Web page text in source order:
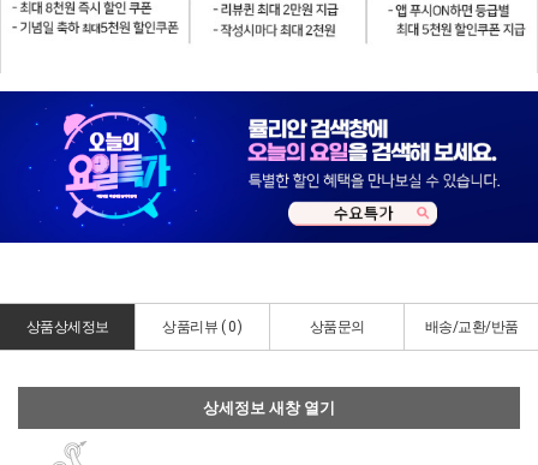
상품상세정보 상품리뷰 (0) 상품문의 배송/교환/반품
상세정보 새창 열기